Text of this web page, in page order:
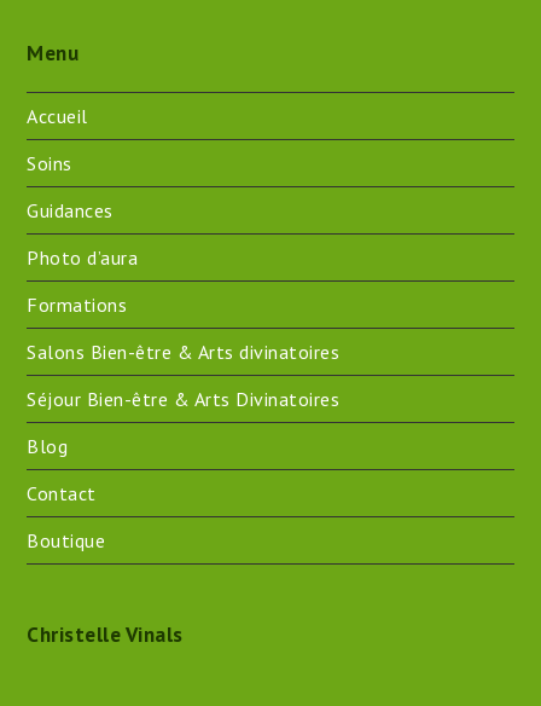
Menu
Accueil
Soins
Guidances
Photo d’aura
Formations
Salons Bien-être & Arts divinatoires
Séjour Bien-être & Arts Divinatoires
Blog
Contact
Boutique
Christelle Vinals